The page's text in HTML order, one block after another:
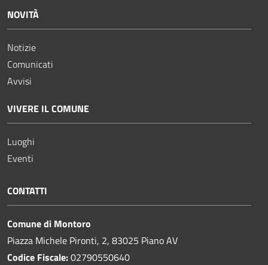
NOVITÀ
Notizie
Comunicati
Avvisi
VIVERE IL COMUNE
Luoghi
Eventi
CONTATTI
Comune di Montoro
Piazza Michele Pironti, 2, 83025 Piano AV
Codice Fiscale:02790550640